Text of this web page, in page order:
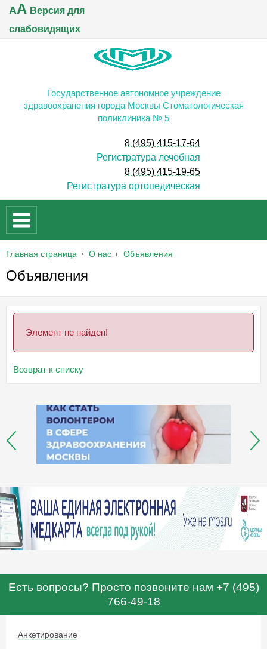
AA Версия для
слабовидящих
Государственное автономное учреждение
здравоохранения города Москвы Стоматологическая
поликлиника № 5
8 (495) 415-17-64
Регистратура лечебная
8 (495) 415-19-65
Регистратура ортопедическая
Главная страница О нас Объявления
Объявления
Элемент не найден!
Возврат к списку
Есть вопросы? Просто позвоните нам +7 (495)
766-49-18
Анкетирование